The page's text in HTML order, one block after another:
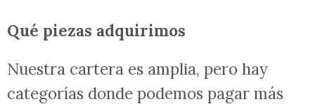
Qué piezas adquirimos
Nuestra cartera es amplia, pero hay
categorías donde podemos pagar más